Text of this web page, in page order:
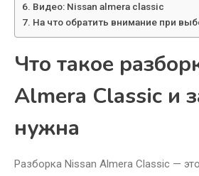
Видео: Nissan almera classic
На что обратить внимание при
Что такое
Almera Classic и
нужна
Разборка Nissan Almera Classic —